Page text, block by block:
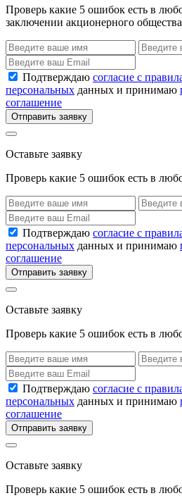
Проверь какие 5 ошибок есть в
заключении акционерного общества
Подтверждаю согласие с
персональных данных и принимаю
соглашение
Отправить заявку
Оставьте заявку
Проверь какие 5 ошибок есть в
Подтверждаю согласие с
персональных данных и принимаю
соглашение
Отправить заявку
Оставьте заявку
Проверь какие 5 ошибок есть в
Подтверждаю согласие с
персональных данных и принимаю
соглашение
Отправить заявку
Оставьте заявку
Проверь какие 5 ошибок есть в